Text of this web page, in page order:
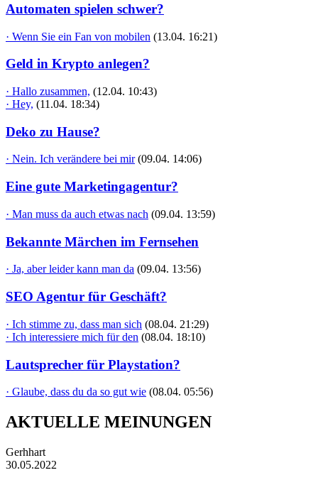
Automaten spielen schwer?
· Wenn Sie ein Fan von mobilen (13.04. 16:21)
Geld in Krypto anlegen?
· Hallo zusammen, (12.04. 10:43)
· Hey, (11.04. 18:34)
Deko zu Hause?
· Nein. Ich verändere bei mir (09.04. 14:06)
Eine gute Marketingagentur?
· Man muss da auch etwas nach (09.04. 13:59)
Bekannte Märchen im Fernsehen
· Ja, aber leider kann man da (09.04. 13:56)
SEO Agentur für Geschäft?
· Ich stimme zu, dass man sich (08.04. 21:29)
· Ich interessiere mich für den (08.04. 18:10)
Lautsprecher für Playstation?
· Glaube, dass du da so gut wie (08.04. 05:56)
AKTUELLE MEINUNGEN
Gerhhart
30.05.2022